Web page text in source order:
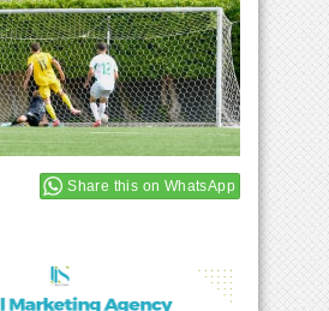
Share this on WhatsApp